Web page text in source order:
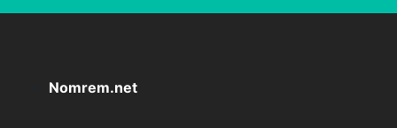
Nomrem.net